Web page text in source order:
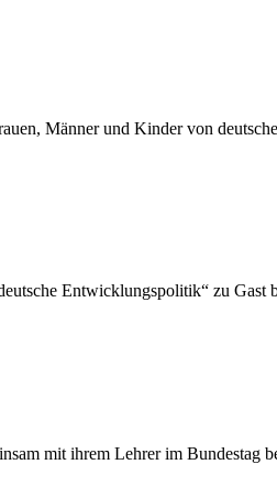
Männer und Kinder von
Entwicklungspolitik“ zu Gast
mit ihrem Lehrer im Bundestag